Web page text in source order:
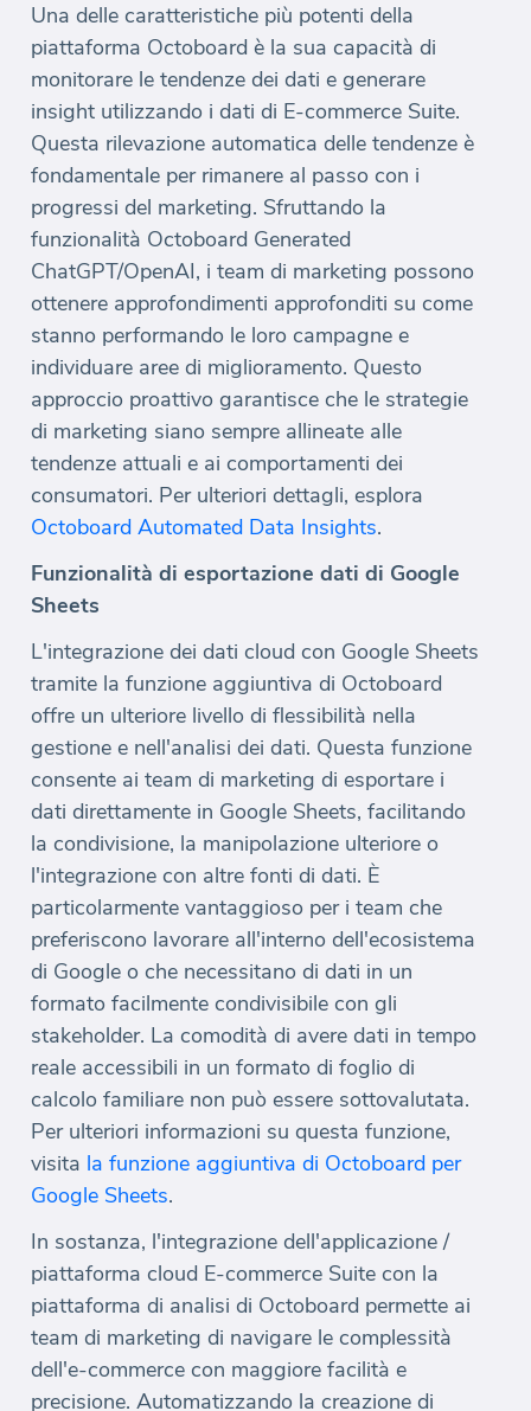
Una delle caratteristiche più potenti della
piattaforma Octoboard è la sua capacità di
monitorare le tendenze dei dati e generare
insight utilizzando i dati di E-commerce Suite.
Questa rilevazione automatica delle tendenze è
fondamentale per rimanere al passo con i
progressi del marketing. Sfruttando la
funzionalità Octoboard Generated
ChatGPT/OpenAI, i team di marketing possono
ottenere approfondimenti approfonditi su come
stanno performando le loro campagne e
individuare aree di miglioramento. Questo
approccio proattivo garantisce che le strategie
di marketing siano sempre allineate alle
tendenze attuali e ai comportamenti dei
consumatori. Per ulteriori dettagli, esplora
Octoboard Automated Data Insights.
Funzionalità di esportazione dati di Google
Sheets
L'integrazione dei dati cloud con Google Sheets
tramite la funzione aggiuntiva di Octoboard
offre un ulteriore livello di flessibilità nella
gestione e nell'analisi dei dati. Questa funzione
consente ai team di marketing di esportare i
dati direttamente in Google Sheets, facilitando
la condivisione, la manipolazione ulteriore o
l'integrazione con altre fonti di dati. È
particolarmente vantaggioso per i team che
preferiscono lavorare all'interno dell'ecosistema
di Google o che necessitano di dati in un
formato facilmente condivisibile con gli
stakeholder. La comodità di avere dati in tempo
reale accessibili in un formato di foglio di
calcolo familiare non può essere sottovalutata.
Per ulteriori informazioni su questa funzione,
visita la funzione aggiuntiva di Octoboard per
Google Sheets.
In sostanza, l'integrazione dell'applicazione /
piattaforma cloud E-commerce Suite con la
piattaforma di analisi di Octoboard permette ai
team di marketing di navigare le complessità
dell'e-commerce con maggiore facilità e
precisione. Automatizzando la creazione di